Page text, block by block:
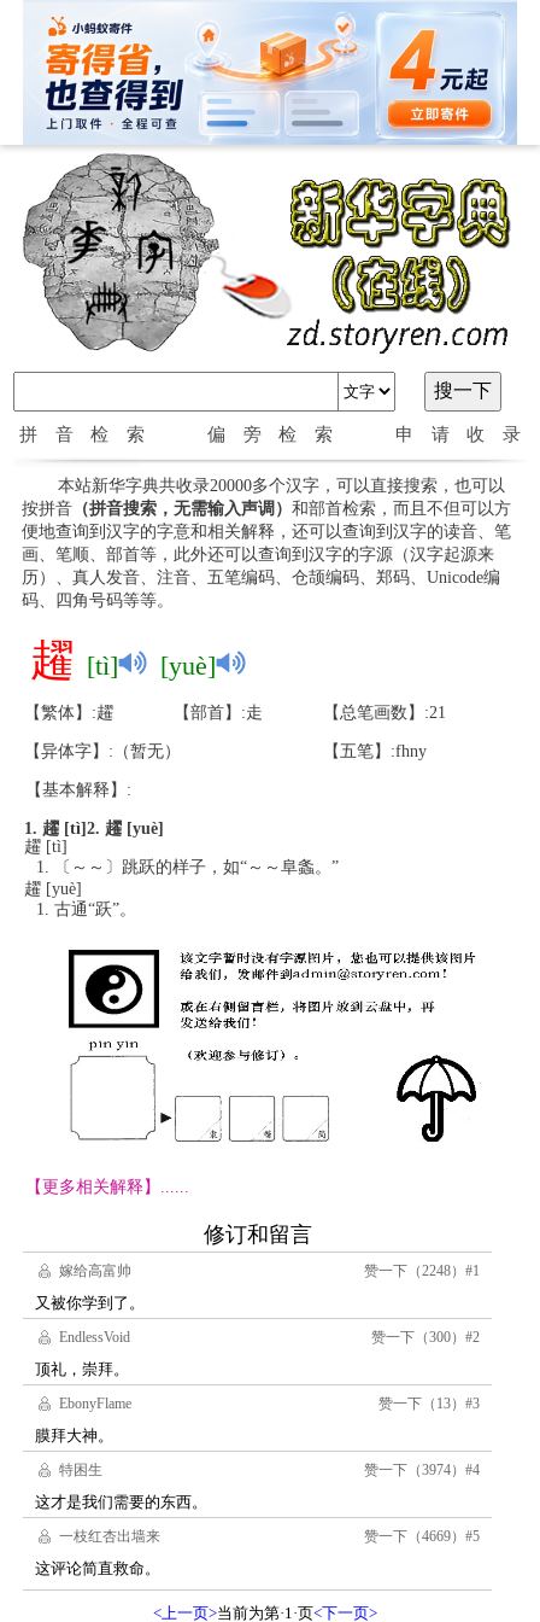
拼音检索 偏旁检索 申请收录
本站新华字典共收录20000多个汉字，可以直接搜索，也可以
按拼音（拼音搜索，无需输入声调） 和部首检索，而且不但可以方
便地查询到汉字的字意和相关解释，还可以查询到汉字的读音、笔
画、笔顺、部首等，此外还可以查询到汉字的字源（汉字起源来
历）、真人发音、注音、五笔编码、仓颉编码、郑码、Unicode编
码、四角号码等等。
趯 [tì] [yuè]
【繁体】:趯 【部首】:走 【总笔画数】:21
【异体字】:（暂无） 【五笔】:fhny
【基本解释】:
1. 趯 [tì] 2. 趯 [yuè]
趯 [tì]
〔～～〕跳跃的样子，如“～～阜螽。”
趯 [yuè]
古通“跃”。
【更多相关解释】......